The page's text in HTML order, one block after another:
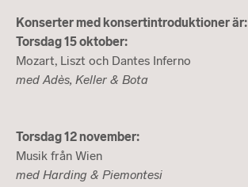
Konserter med konsertintroduktioner är:
Torsdag 15 oktober:
Mozart, Liszt och Dantes Inferno
med Adès, Keller & Bota
Torsdag 12 november:
Musik från Wien
med Harding & Piemontesi